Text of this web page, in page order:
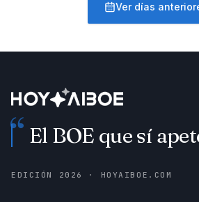
Ver días
“ El BOE que sí
EDICIÓN 2026 · HOYAIBOE.COM